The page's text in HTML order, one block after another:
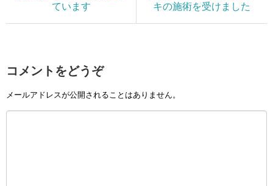
ています
キの施術を受けました
コメントをどうぞ
メールアドレスが公開されることはありません。